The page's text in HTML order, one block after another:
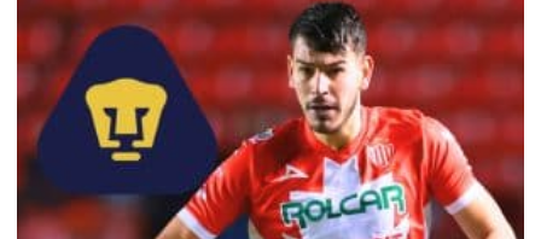
FUTBOL ESTUFA
FÓRMULA 1
BOXEO
LIGA MX